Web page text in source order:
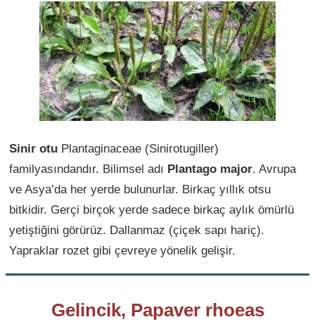
Sinir otu Plantaginaceae (Sinirotugiller)
familyasındandır. Bilimsel adı Plantago major. Avrupa
ve Asya’da her yerde bulunurlar. Birkaç yıllık otsu
bitkidir. Gerçi birçok yerde sadece birkaç aylık ömürlü
yetiştiğini görürüz. Dallanmaz (çiçek sapı hariç).
Yapraklar rozet gibi çevreye yönelik gelişir.
Gelincik, Papaver rhoeas